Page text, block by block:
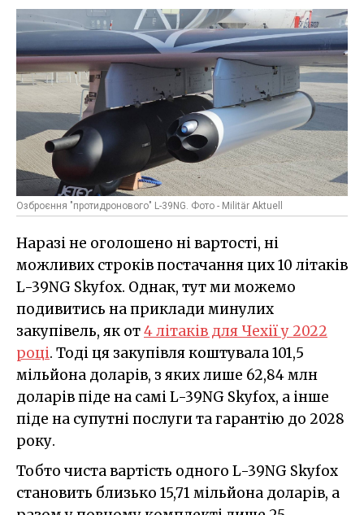
Озброєння "протидронового" L-39NG. Фото - Militär Aktuell
Наразі не оголошено ні вартості, ні
можливих строків постачання цих 10 літаків
L-39NG Skyfox. Однак, тут ми можемо
подивитись на приклади минулих
закупівель, як от4 літаків для Чехії у 2022
році. Тоді ця закупівля коштувала 101,5
мільйона доларів, з яких лише 62,84 млн
доларів піде на самі L-39NG Skyfox, а інше
піде на супутні послуги та гарантію до 2028
року.
Тобто чиста вартість одного L-39NG Skyfox
становить близько 15,71 мільйона доларів, а